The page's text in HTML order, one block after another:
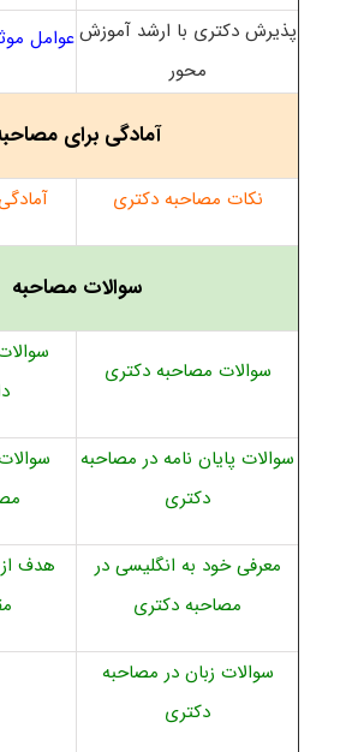
پذیرش دکتری با ارشد آموزش
محور
عوامل
آمادگی برای
نکات مصاحبه دکتری
سوالات مصاحبه
سوالات مصاحبه دکتری
سوالات پایان نامه در مصاحبه
دکتری
معرفی خود به انگلیسی در
مصاحبه دکتری
هدف
سوالات زبان در مصاحبه
دکتری